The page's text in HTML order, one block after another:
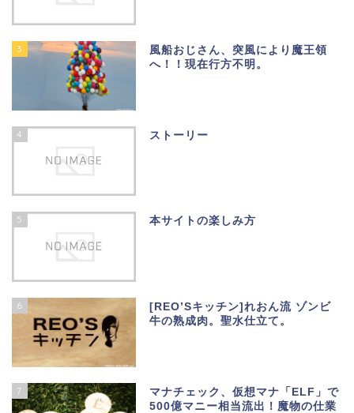
3
風船おじさん、突風により魔王領
へ！！現在行方不明。
4 ストーリー
5 本サイトの楽しみ方
6
[REO’Sキッチン]れおん流 ゾンビ
牛の熟成肉。聖水仕立て。
7
マナチェック、仮想マナ「ELF」で
500億マニー相当流出！魔物の仕業